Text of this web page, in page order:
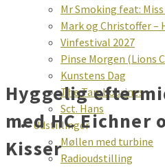
Mr Smoking feat: Miss
Mark og Christoffer –
Vinfestival 2027
Pinse Morgen (Lions
Kunstens Dag
The Tambourines
Sct. Hans
Udstillinger
Møllen med turbine
Radioudstilling
Hyggelig
med HC Eichner
Kisser